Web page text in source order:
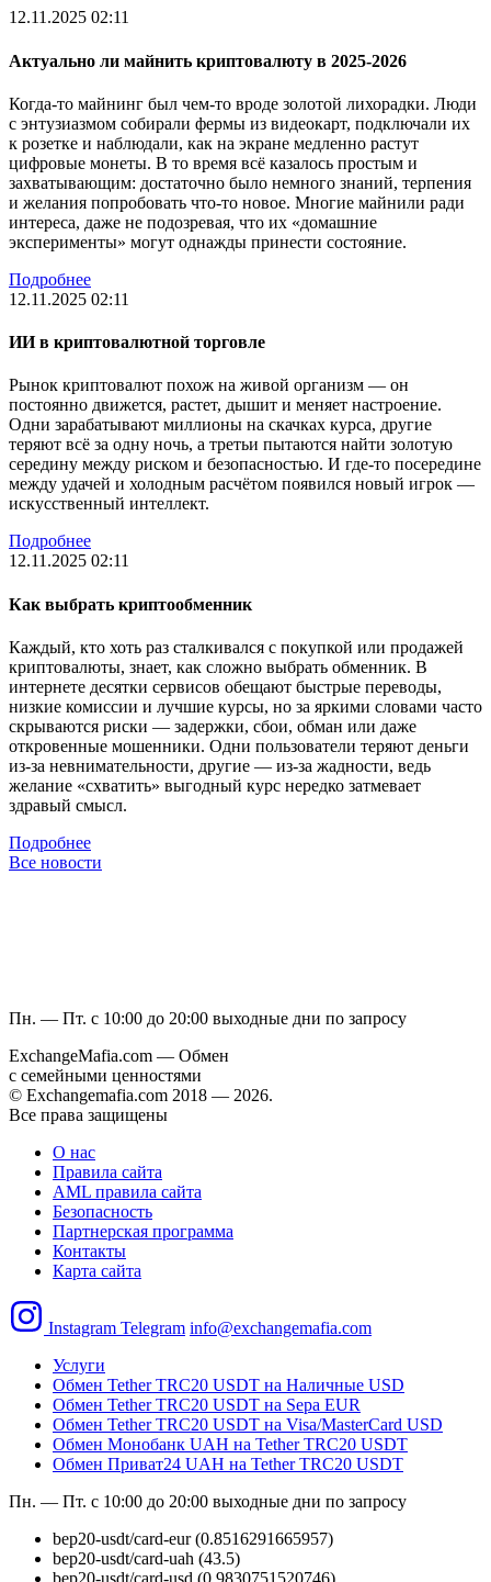
12.11.2025 02:11
Актуально ли майнить криптовалюту в 2025-2026
Когда-то майнинг был чем-то вроде золотой лихорадки. Люди
с энтузиазмом собирали фермы из видеокарт, подключали их
к розетке и наблюдали, как на экране медленно растут
цифровые монеты. В то время всё казалось простым и
захватывающим: достаточно было немного знаний, терпения
и желания попробовать что-то новое. Многие майнили ради
интереса, даже не подозревая, что их «домашние
эксперименты» могут однажды принести состояние.
Подробнее
12.11.2025 02:11
ИИ в криптовалютной торговле
Рынок криптовалют похож на живой организм — он
постоянно движется, растет, дышит и меняет настроение.
Одни зарабатывают миллионы на скачках курса, другие
теряют всё за одну ночь, а третьи пытаются найти золотую
середину между риском и безопасностью. И где-то посередине
между удачей и холодным расчётом появился новый игрок —
искусственный интеллект.
Подробнее
12.11.2025 02:11
Как выбрать криптообменник
Каждый, кто хоть раз сталкивался с покупкой или продажей
криптовалюты, знает, как сложно выбрать обменник. В
интернете десятки сервисов обещают быстрые переводы,
низкие комиссии и лучшие курсы, но за яркими словами часто
скрываются риски — задержки, сбои, обман или даже
откровенные мошенники. Одни пользователи теряют деньги
из-за невнимательности, другие — из-за жадности, ведь
желание «схватить» выгодный курс нередко затмевает
здравый смысл.
Подробнее
Все новости
Пн. — Пт. с 10:00 до 20:00 выходные дни по запросу
ExchangeMafia.com — Обмен
с семейными ценностями
© Exchangemafia.com 2018 — 2026.
Все права защищены
О нас
Правила сайта
AML правила сайта
Безопасность
Партнерская программа
Контакты
Карта сайта
Instagram Telegram info@exchangemafia.com
Услуги
Обмен Tether TRC20 USDT на Наличные USD
Обмен Tether TRC20 USDT на Sepa EUR
Обмен Tether TRC20 USDT на Visa/MasterCard USD
Обмен Монобанк UAH на Tether TRC20 USDT
Обмен Приват24 UAH на Tether TRC20 USDT
Пн. — Пт. с 10:00 до 20:00 выходные дни по запросу
bep20-usdt/card-eur (0.8516291665957)
bep20-usdt/card-uah (43.5)
bep20-usdt/card-usd (0.9830751520746)